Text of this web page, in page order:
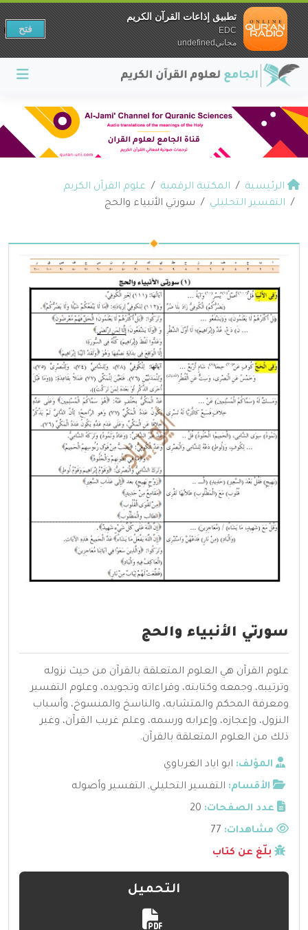
الرئيسية المكتبة الرقمية
علوم القرآن الكريم
التفسير التحليلي
سورتي الأنبياء والحج
سورتي الأنبياء والحج
علوم القرآن هي العلوم المتعلقة بالقرآن من حيث نزوله
وترتيبه، وجمعه وكتابته، وقراءاته وتجويده، وعلوم التفسير
ومعرفة المحكم والمتشابه، والناسخ والمنسوخ، وأسباب
النزول، وإعجازه، وإعرابه ورسمه، وعلم غريب القرآن، وغير
ذلك من العلوم المتعلقة بالقرآن.
المؤلف: ابو اياد الغرباوي
الأقسام: التفسير التحليلي, التفسير وأصوله
عدد الصفحات: 20
مشاهدات:
بلّغ عن كتاب
التحميل
تطبيق إذاعات القرآن الكريم
EDC
مجانيundefined
فتح